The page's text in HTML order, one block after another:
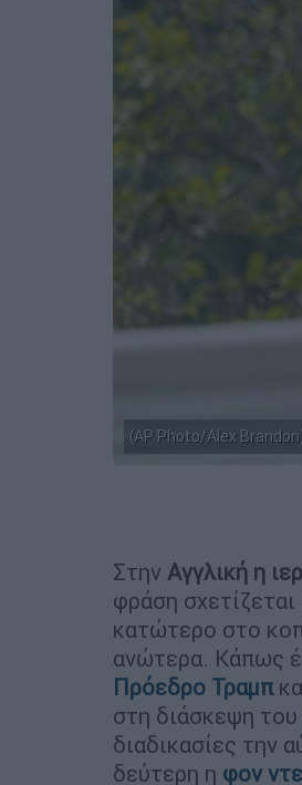
(AP Photo/Alex
Στην Αγγλική η
φράση
κατώτερο στο
ανώτερα. Κάπως
Πρόεδρο Τραμπ
στη διάσκεψη του
διαδικασίες την
δεύτερη η φον